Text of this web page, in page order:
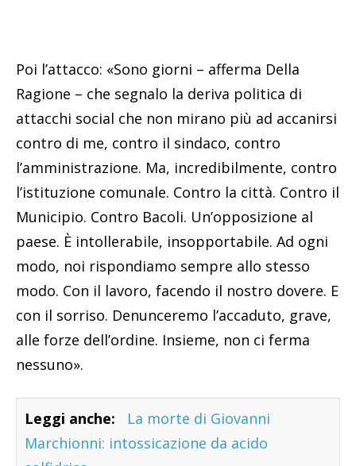
Poi l’attacco: «Sono giorni – afferma Della
Ragione – che segnalo la deriva politica di
attacchi social che non mirano più ad accanirsi
contro di me, contro il sindaco, contro
l’amministrazione. Ma, incredibilmente, contro
l’istituzione comunale. Contro la città. Contro il
Municipio. Contro Bacoli. Un’opposizione al
paese. È intollerabile, insopportabile. Ad ogni
modo, noi rispondiamo sempre allo stesso
modo. Con il lavoro, facendo il nostro dovere. E
con il sorriso. Denunceremo l’accaduto, grave,
alle forze dell’ordine. Insieme, non ci ferma
nessuno».
Leggi anche:
La morte di Giovanni
Marchionni: intossicazione da acido